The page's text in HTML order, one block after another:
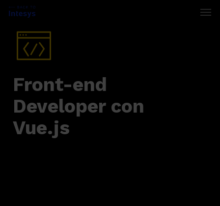
Skip
main
content
Front-end
Developer con
Vue.js